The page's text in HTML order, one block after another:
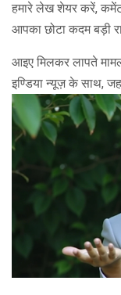
हमारे लेख शेयर करें,
आपका छोटा कदम बड़ी
आइए मिलकर लापते
इण्डिया न्यूज़ के साथ,